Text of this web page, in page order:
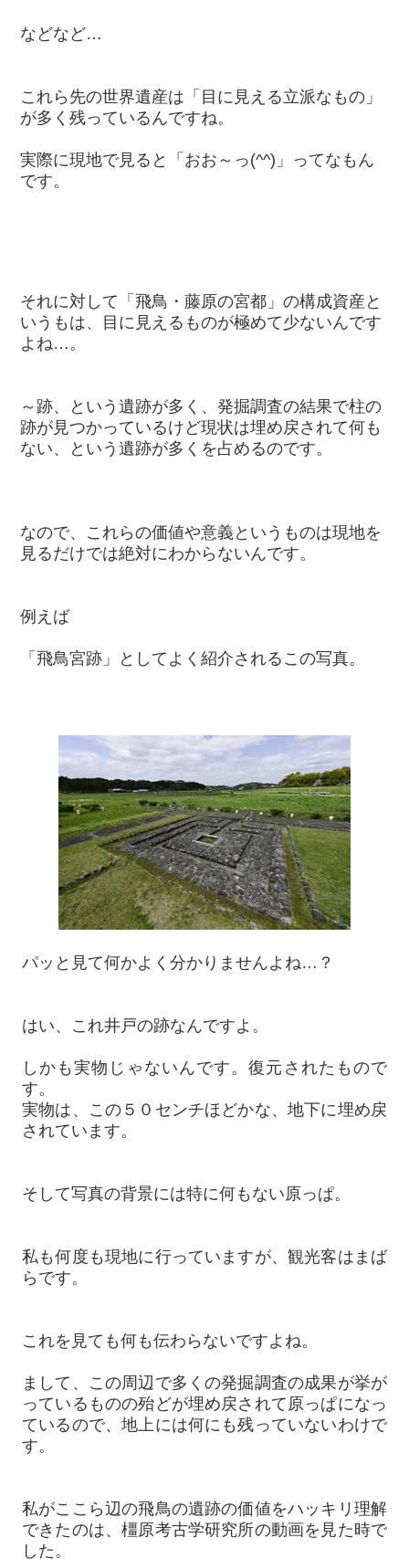
などなど…
これら先の世界遺産は「目に見える立派なもの」
が多く残っているんですね。
実際に現地で見ると「おお～っ(^^)」ってなもん
です。
それに対して「飛鳥・藤原の宮都」の構成資産と
いうもは、目に見えるものが極めて少ないんです
よね…。
～跡、という遺跡が多く、発掘調査の結果で柱の
跡が見つかっているけど現状は埋め戻されて何も
ない、という遺跡が多くを占めるのです。
なので、これらの価値や意義というものは現地を
見るだけでは絶対にわからないんです。
例えば
「飛鳥宮跡」としてよく紹介されるこの写真。
パッと見て何かよく分かりませんよね…？
はい、これ井戸の跡なんですよ。
しかも実物じゃないんです。復元されたもので
す。
実物は、この５０センチほどかな、地下に埋め戻
されています。
そして写真の背景には特に何もない原っぱ。
私も何度も現地に行っていますが、観光客はまば
らです。
これを見ても何も伝わらないですよね。
まして、この周辺で多くの発掘調査の成果が挙が
っているものの殆どが埋め戻されて原っぱになっ
ているので、地上には何にも残っていないわけで
す。
私がここら辺の飛鳥の遺跡の価値をハッキリ理解
できたのは、橿原考古学研究所の動画を見た時で
した。